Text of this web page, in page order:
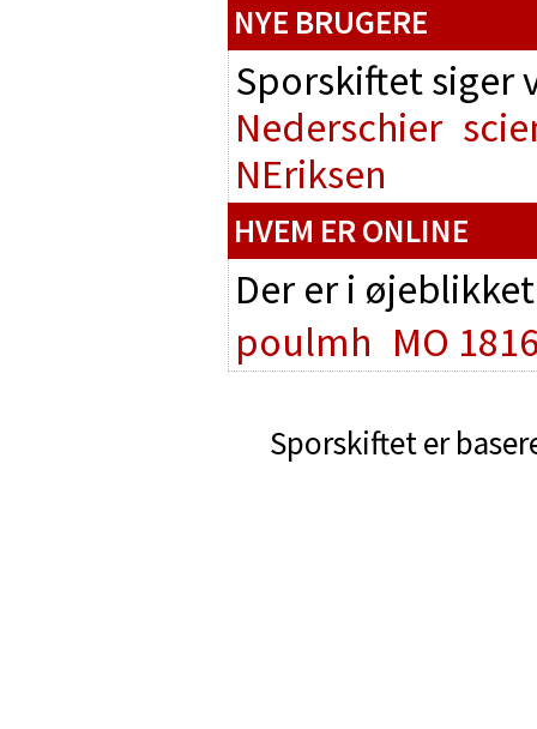
NYE BRUGERE
Sporskiftet
Nederschier
NEriksen
HVEM ER ONLINE
Der er i
poulmh MO
Sporskiftet er